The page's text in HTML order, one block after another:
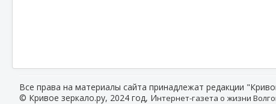
Все права на материалы сайта принадлежат редакции
© Кривое зеркало.ру, 2024 год, Интернет-газета о жизни